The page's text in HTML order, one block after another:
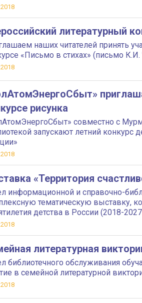
литературный
наших читателей принять
«Письмо в стихах» (письмо
рисунка
совместно с
запускают летний конкурс
«Территория
информационной и справочно-
тематическую выставку,
детства в России (2018-2027
литературная
библиотечного обслуживания
в семейной литературной